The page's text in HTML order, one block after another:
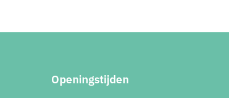
Openingstijden